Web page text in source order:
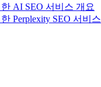
AI SEO 서비스 개요
Perplexity SEO 서비스